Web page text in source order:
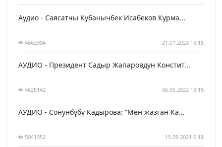
Аудио - Саясатчы Кубанычбек Исабеков Курма...
4662904 21.01.2023 18:15
АУДИО - Президент Садыр Жапаровдун Констит...
4625142 06.05.2022 13:15
АУДИО - Сонунбүбү Кадырова: “Мен жазган Ка...
5041352 15.09.2021 6:18